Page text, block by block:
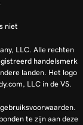
niet
LLC. Alle rechten
handelsmerk
landen. Het logo
LLC in de VS.
te zijn aan deze